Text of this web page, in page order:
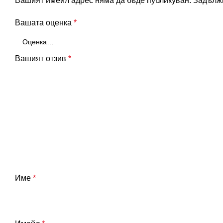
Вашата оценка *
Вашият отзив *
Име *